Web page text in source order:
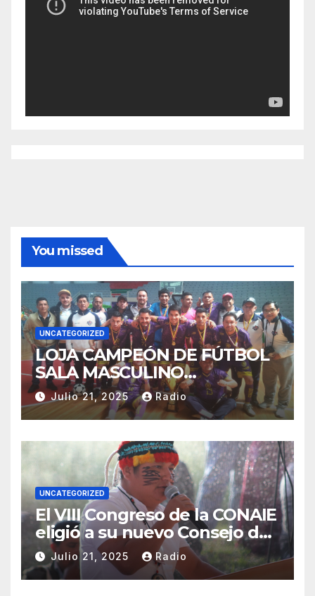
You missed
UNCATEGORIZED
LOJA CAMPEÓN DE FÚTBOL
SALA MASCULINO
TUNGURAHUA 2025.
Julio 21, 2025 Radio
UNCATEGORIZED
El VIII Congreso de la CONAIE
eligió a su nuevo Consejo de
Gobierno de la CONAIE 2025–
2028.
Julio 21, 2025 Radio